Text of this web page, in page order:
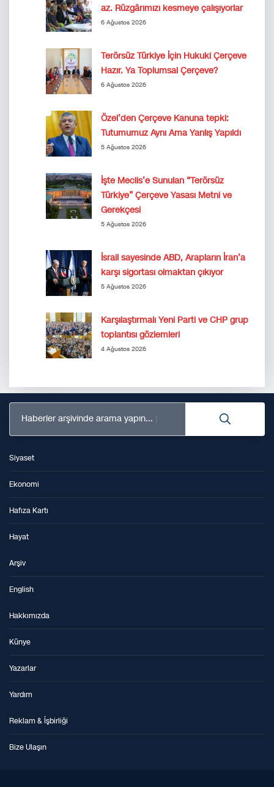
az. Rüzgârımızı kesmeye çalışıyorlar
6 Ağustos 2026
Terörsüz Türkiye İçin Hukuki Çerçeve
Hazır. Ya Toplumsal Çerçeve?
6 Ağustos 2026
Özel’den Çerçeve Kanuna tepki:
Tutumumuz Aynı Ama Yanlış Yapıldı
5 Ağustos 2026
İşte Meclis’e Sunulan “Terörsüz
Türkiye” Çerçeve Yasası Metni ve
Gerekçesi
5 Ağustos 2026
İsrail sayesinde ABD, Arapların İran’a
karşı sigortası olmaktan çıkıyor
5 Ağustos 2026
Karşılaştırmalı Yeni Parti ve CHP grup
toplantısı gözlemleri
4 Ağustos 2026
Haberler arşivinde arama yapın...
Siyaset
Ekonomi
Hafıza Kartı
Hayat
Arşiv
English
Hakkımızda
Künye
Yazarlar
Yardım
Reklam & İşbirliği
Bize Ulaşın